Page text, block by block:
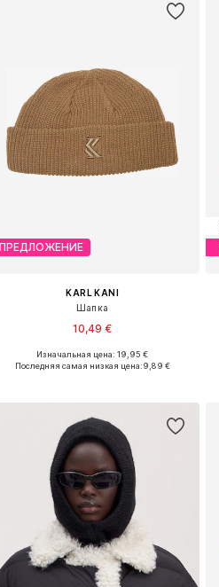
ПРЕДЛОЖЕНИЕ
KARL KANI
Шапка
10,49 €
Доступные размеры: 55-60
Изначальная цена: 19,95 €
Последняя самая низкая цена:9,89 €